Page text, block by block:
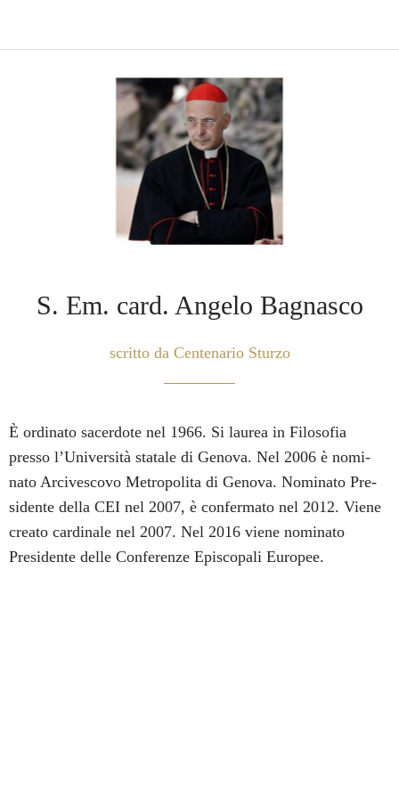
S. Em. card. Angelo Bagnasco
scritto da Centenario Sturzo
È ordinato sacerdote nel 1966. Si laurea in Filosofia
presso l’Università statale di Genova. Nel 2006 è nomi-
nato Arcivescovo Metropolita di Genova. Nominato Pre-
sidente della CEI nel 2007, è confermato nel 2012. Viene
creato cardinale nel 2007. Nel 2016 viene nominato
Presidente delle Conferenze Episcopali Europee.